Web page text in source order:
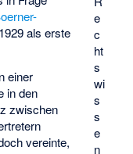
e
c
ht
s
wi
s
s
e
n
1929 als erste
einer
in den
zwischen
vereinte,